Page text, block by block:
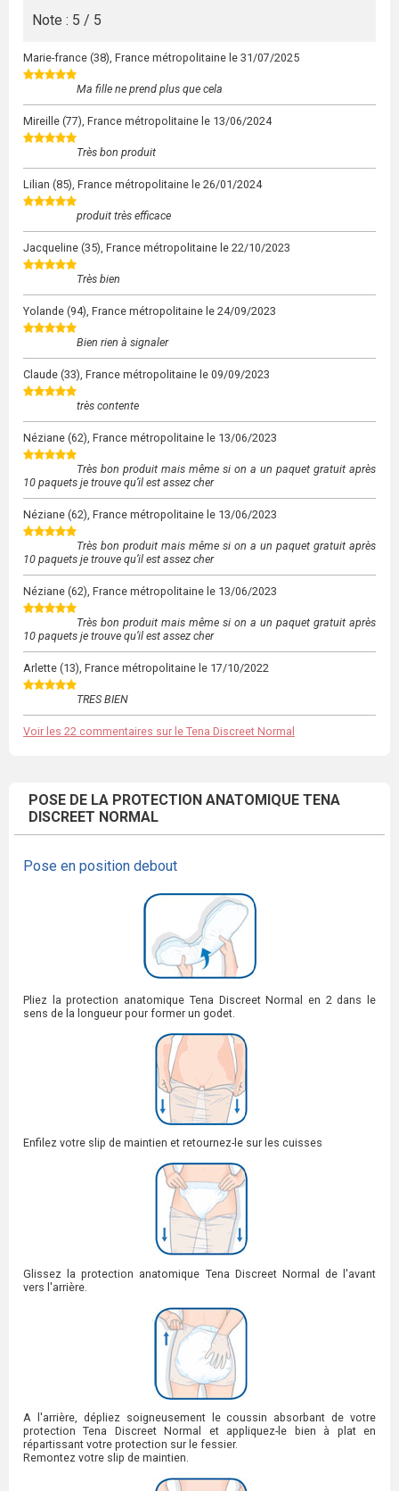
Note : 5 / 5
Marie-france (38), France métropolitaine le 31/07/2025
Ma fille ne prend plus que cela
Mireille (77), France métropolitaine le 13/06/2024
Très bon produit
Lilian (85), France métropolitaine le 26/01/2024
produit très efficace
Jacqueline (35), France métropolitaine le 22/10/2023
Très bien
Yolande (94), France métropolitaine le 24/09/2023
Bien rien à signaler
Claude (33), France métropolitaine le 09/09/2023
très contente
Néziane (62), France métropolitaine le 13/06/2023
Très bon produit mais même si on a un paquet gratuit après
10 paquets je trouve qu’il est assez cher
Néziane (62), France métropolitaine le 13/06/2023
Très bon produit mais même si on a un paquet gratuit après
10 paquets je trouve qu’il est assez cher
Néziane (62), France métropolitaine le 13/06/2023
Très bon produit mais même si on a un paquet gratuit après
10 paquets je trouve qu’il est assez cher
Arlette (13), France métropolitaine le 17/10/2022
TRES BIEN
Voir les 22 commentaires sur le Tena Discreet Normal
POSE DE LA PROTECTION ANATOMIQUE TENA
DISCREET NORMAL
Pose en position debout
Pliez la protection anatomique Tena Discreet Normal en 2 dans le
sens de la longueur pour former un godet.
Enfilez votre slip de maintien et retournez-le sur les cuisses
Glissez la protection anatomique Tena Discreet Normal de l'avant
vers l'arrière.
A l'arrière, dépliez soigneusement le coussin absorbant de votre
protection Tena Discreet Normal et appliquez-le bien à plat en
répartissant votre protection sur le fessier.
Remontez votre slip de maintien.